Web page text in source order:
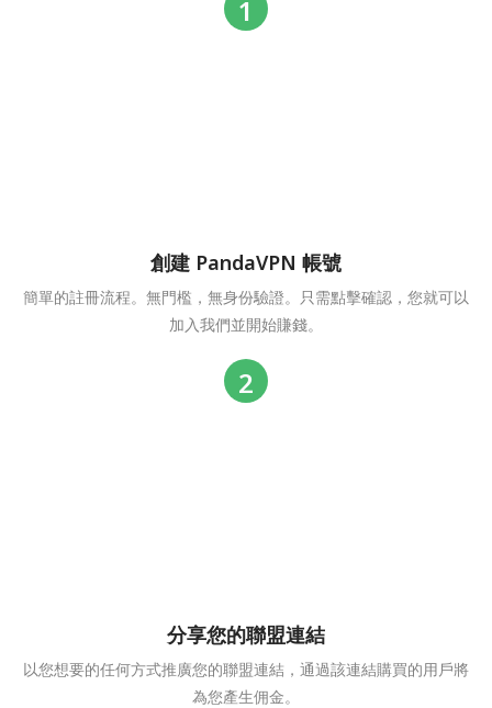
創建 PandaVPN 帳號
簡單的註冊流程。無門檻，無身份驗證。只需點擊確認，您就可以
加入我們並開始賺錢。
分享您的聯盟連結
以您想要的任何方式推廣您的聯盟連結，通過該連結購買的用戶將
為您產生佣金。